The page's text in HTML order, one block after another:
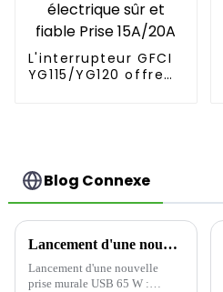
L'interrupteur GFCI
YG115/YG120 offre
Blog Connexe
Lancement d'une nouvelle prise murale USB 65 W : Présentation de la prise sûre et rapide Yoti EWP1653C
Lancement d'une nouvelle
prise murale USB 65 W :